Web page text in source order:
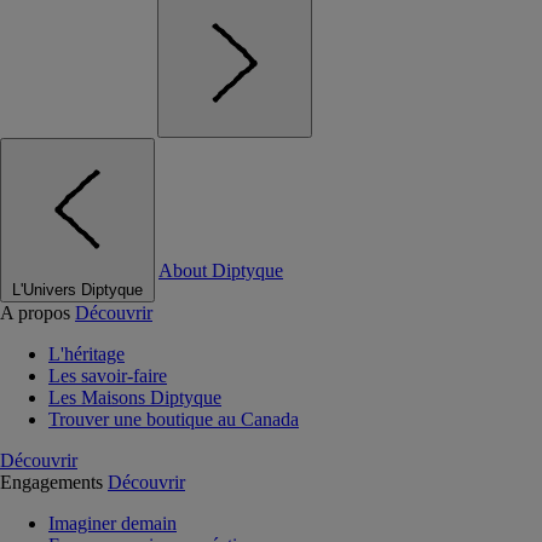
L'Univers Diptyque
About Diptyque
A propos Découvrir
L'héritage
Les savoir-faire
Les Maisons Diptyque
Trouver une boutique au Canada
Découvrir
Engagements Découvrir
Imaginer demain